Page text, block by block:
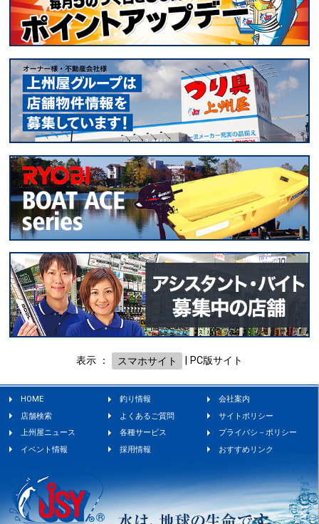
表示 ： スマホサイト PC版サイト
HOME 釣り情報
会社案内
店舗検索
よくあるご質問
サイトポリシー
上州屋ニュース
各種サービス
プライバシ－ポリシー
イベント情報
採用情報 おすすめリンク